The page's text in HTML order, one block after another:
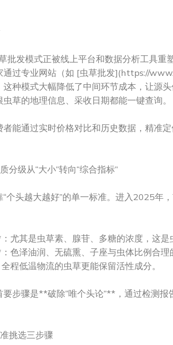
批发模式正被线上平台和数据分析工具
通过专业网站（如 [虫草批发](https://
种模式大幅降低了中间环节成本，让源
草的地理信息、采收日期都能一键查询。
能通过实时价格对比和历史数据，精准
分级从“大小”转向“综合指标”
个头越大越好”的单一标准。进入2025年
尤其是虫草素、腺苷、多糖的浓度，这是
色泽油润、无硫熏、子座与虫体比例合理
程低温物流的虫草更能保留活性成分。
步骤是**破除“唯个头论”**，通过检测
挑选三步骤